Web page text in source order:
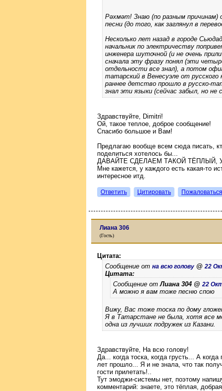
Рәхмәт! Знаю (по разным причинам)
песни (до того, как заглянул в
Несколько лет назад в городе
начальник по электричеству
инженера шуточной (и не очень
сначала эту фразу понял (эти
отдельности все знал), а потом
татарский в Венесуэле от
раннее детство прошло в русско-
знал эти языки (сейчас забыл, но не
Здравствуйте, Dimitri!
Ой, такое теплое, доброе сообщение!
Спасибо большое и Вам!
Предлагаю вообще всем сюда писать,
поделиться хотелось бы...
ДАВАЙТЕ СДЕЛАЕМ ТАКОЙ ТЁПЛЫЙ,
Мне кажется, у каждого есть какая-то
интересное итд.
Ответить Цитировать Пожаловаться
Лиана 306
(Гость)
Цитата:
Сообщение от на всю голову @22
Цитата:
Сообщение отЛиана 304 @22
А можно я вам тоже песню спою
Вижу, Вас тоже тоска по дому
Я в Татарстане не была, хотя все
одна из лучших подружек из Казани.
Здравствуйте, На всю голову!
Да... когда тоска, когда грусть... А
лет прошло... Я и не знала, что так
гости прилетать!..
Тут эмоджи-системы нет, поэтому
комментарий: знаете, это тёплая,